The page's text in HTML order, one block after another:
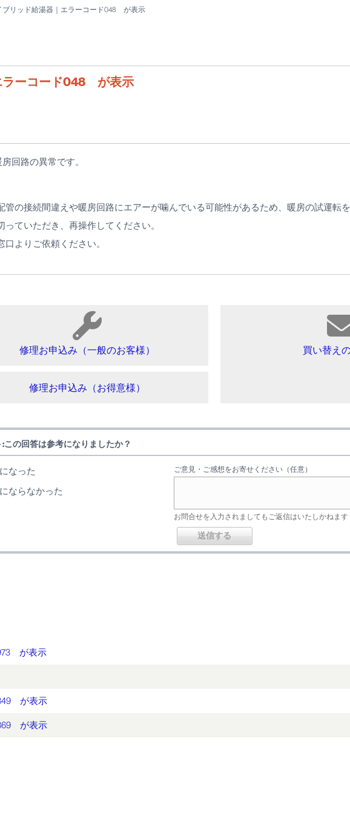
ブリッド給湯器｜エラーコード048 が表示
ラーコード048 が表示
回路の異常です。
管の接続間違えや暖房回路にエアーが噛んでいる可能性があるため、暖房の試運転
ていただき、再操作してください。
よりご依頼ください。
修理お申込み（一般のお客様）
修理お申込み（お得意様）
買い替え
この回答は参考になりましたか？
なった
ならなかった
ご意見・ご感想をお寄せください（任意）
お問合せを入力されましてもご返信はいたしかねます
が表示
が表示
が表示